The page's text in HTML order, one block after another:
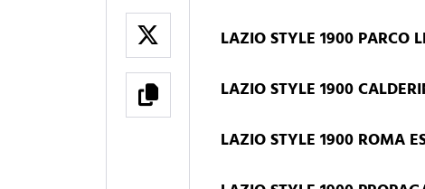
LAZIO STYLE 1900 PARCO
LAZIO STYLE 1900
LAZIO STYLE 1900 ROMA